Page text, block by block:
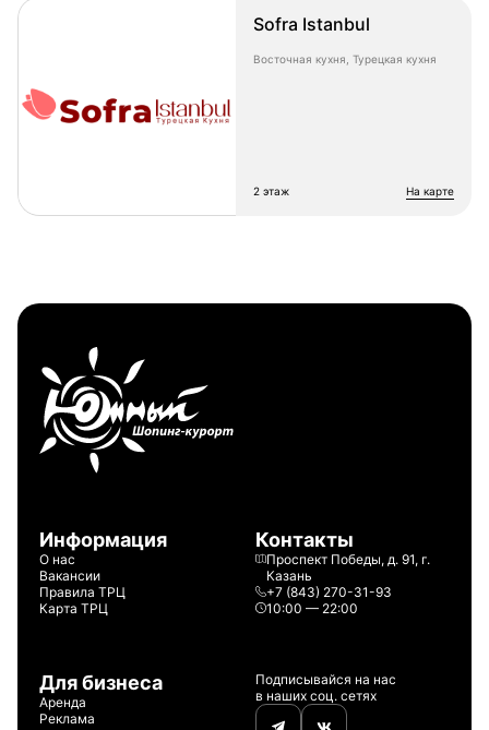
Sofra Istanbul
Восточная кухня, Турецкая кухня
2 этаж на карте
Контакты
Проспект Победы, д. 91, г.
Казань
+7 (843) 270-31-93
10:00 — 22:00
Информация
О нас
Вакансии
Правила ТРЦ
Карта ТРЦ
Для бизнеса
Аренда
Реклама
Подписывайся на нас
в наших соц. сетях